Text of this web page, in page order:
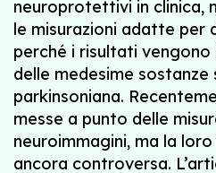
neuroprotettivi in clinica,
le misurazioni adatte
perché i risultati
delle medesime
parkinsoniana.
messe a punto delle
neuroimmagini, ma la
ancora controversa.